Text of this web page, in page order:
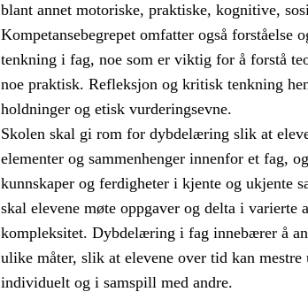
blant annet motoriske, praktiske, kognitive,
Kompetansebegrepet omfatter også
tenkning i fag, noe som er viktig for å forstå
noe praktisk. Refleksjon og kritisk tenkning
holdninger og etisk vurderingsevne.
Skolen skal gi rom for dybdelæring slik at
elementer og sammenhenger innenfor et fag,
kunnskaper og ferdigheter i kjente og ukjente
skal elevene møte oppgaver og delta i varierte
kompleksitet. Dybdelæring i fag innebærer å
ulike måter, slik at elevene over tid kan
individuelt og i samspill med andre.